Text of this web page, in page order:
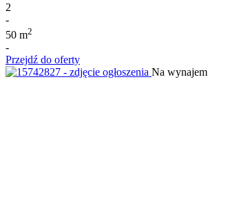
2
-
50 m2
-
Przejdź do oferty
Na wynajem